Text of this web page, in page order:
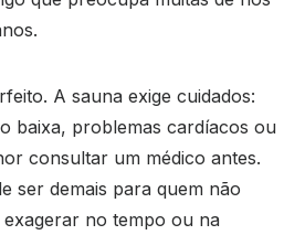
A sauna exige cuidados:
baixa, problemas cardíacos ou
consultar um médico antes.
ser demais para quem não
no tempo ou na